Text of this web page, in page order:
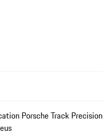
Porsche Track Precision